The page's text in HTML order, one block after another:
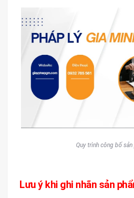
Quy trình công bố sản
Lưu ý khi ghi nhãn sản